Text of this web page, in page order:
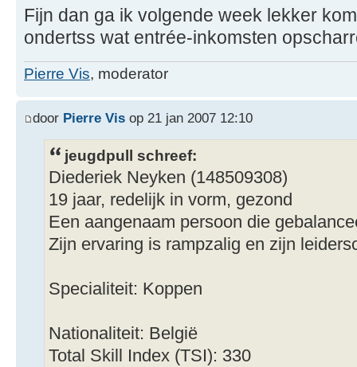
Fijn dan ga ik volgende week lekker
ondertss wat entrée-inkomsten
Pierre Vis, moderator
door Pierre Vis op 21 jan 2007 12:10
jeugdpull schreef:
Diederiek Neyken (148509308)
19 jaar, redelijk in vorm, gezond
Een aangenaam persoon die
Zijn ervaring is rampzalig en zijn
Specialiteit: Koppen
Nationaliteit: België
Total Skill Index (TSI): 330